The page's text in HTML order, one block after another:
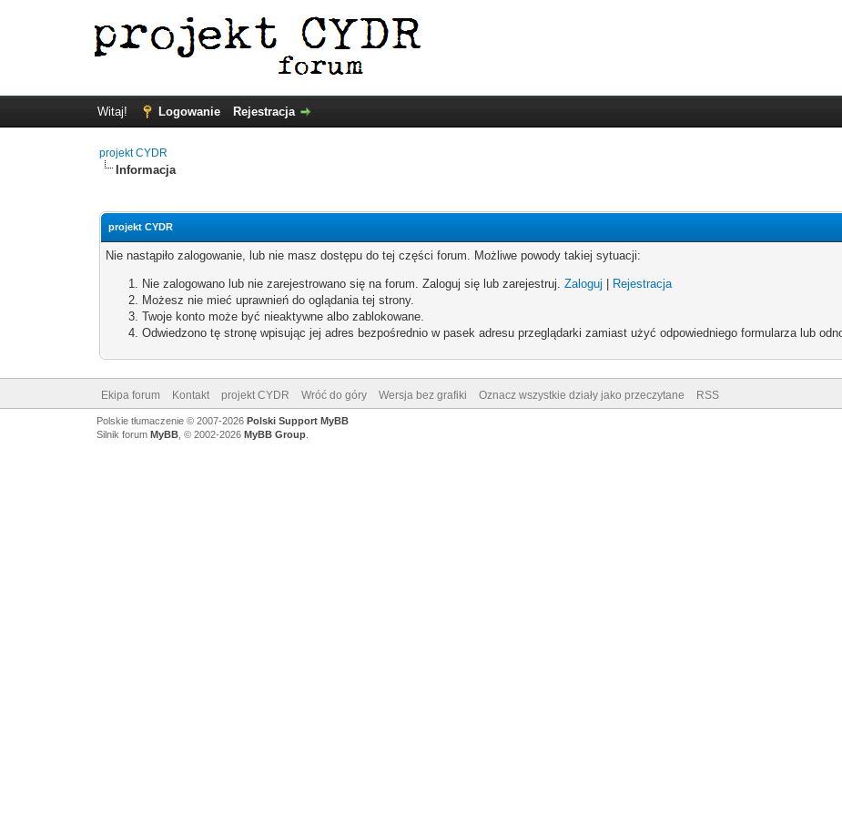
Witaj! Logowanie Rejestracja
projekt CYDR
Informacja
projekt CYDR
Nie nastąpiło zalogowanie, lub nie masz dostępu do tej części forum. Możliwe powody takiej sytuacji:
Nie zalogowano lub nie zarejestrowano się na forum. Zaloguj się lub zarejestruj.Zaloguj
Rejestracja
Możesz nie mieć uprawnień do oglądania tej strony.
Twoje konto może być nieaktywne albo zablokowane.
Odwiedzono tę stronę wpisując jej adres bezpośrednio w pasek adresu przeglądarki zamiast użyć odpowiedniego formularza lub
Ekipa forum Kontakt projekt CYDR Wróć do góry Wersja bez grafiki Oznacz wszystkie działy jako przeczytane RSS
Polskie tłumaczenie © 2007-2026 Polski Support MyBB
Silnik forum MyBB, © 2002-2026 MyBB Group.